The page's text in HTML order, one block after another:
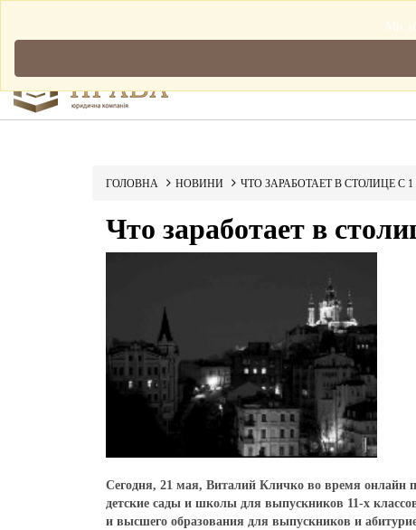
ГОЛОВНА НОВИНИ ЧТО ЗАРАБОТАЕТ В СТОЛИЦЕ С
Что заработает в
Сегодня, 21 мая, Виталий Кличко во время онлайн
детские сады и школы для выпускников 11-х
и высшего образования для выпускников и
Ми